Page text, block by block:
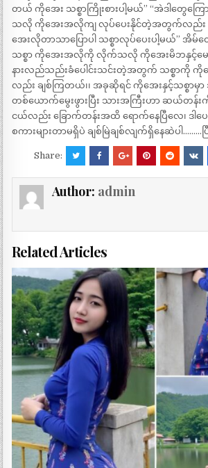
တယ် ကိုအေး သစ္စာကြိုးစားပါ့မယ်” “အဲဒါတွေကြ
သလို ကိုအေးအလိုကျ လုပ်ပေးနိုင်တဲ့အတွက်လည်း
အေးလိုတာသာပြောပါ သစ္စာလုပ်ပေးပါ့မယ်” အိ
သစ္စာ ကိုအေးအလိုကို လိုက်သလို ကိုအေးမိဘနှင့်မော
နားလည်သည်းခံပေါင်းသင်းတဲ့အတွက် သစ္စာကို
လည်း ချစ်ကြတယ်၊၊ အခုဆိုရင် ကိုအေးနှင့်သစ္စာမှ
တစ်ယောက်မွေးဖွားပြီး သားအကြီးဟာ ဆယ်တန်းကို
ငယ်လည်း ခြောက်တန်းအထိ ရောက်နေပြီလေ၊ ဒါ
စကားများတာမရှိပဲ ချစ်မြဲချစ်လျက်ရှိနေဆဲပါ………ပြီ
Share:
Author: admin
Related Articles